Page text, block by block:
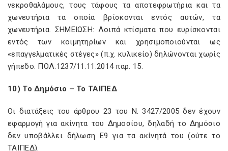
νεκροθαλάμους, τους τάφους τα αποτεφρωτήρια και τα
χωνευτήρια τα οποία βρίσκονται εντός αυτών, τα
χωνευτήρια. ΣΗΜΕΙΩΣΗ: Λοιπά κτίσματα που ευρίσκονται
εντός των κοιμητηρίων και χρησιμοποιούνται ως
«επαγγελματικές στέγες» (π.χ. κυλικείο) δηλώνονται χωρίς
γήπεδο. ΠΟΛ.1237/11.11.2014 παρ. 15.
10) Το Δημόσιο – Το ΤΑΙΠΕΔ
Οι διατάξεις του άρθρου 23 του Ν. 3427/2005 δεν έχουν
εφαρμογή για ακίνητα του Δημοσίου, δηλαδή το Δημόσιο
δεν υποβάλλει δήλωση Ε9 για τα ακίνητά του (ούτε το
ΤΑΙΠΕΔ).